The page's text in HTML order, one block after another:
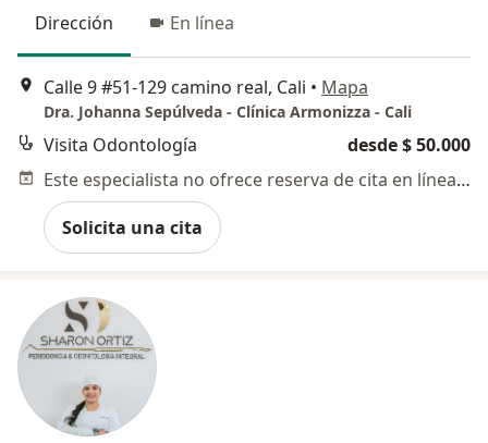
Dirección En línea
Calle 9 #51-129 camino real, Cali • Mapa
Dra. Johanna Sepúlveda - Clínica Armonizza - Cali
Visita Odontología
desde $ 50.000
Este especialista no ofrece reserva de cita en línea en esta dirección.
Solicita una cita